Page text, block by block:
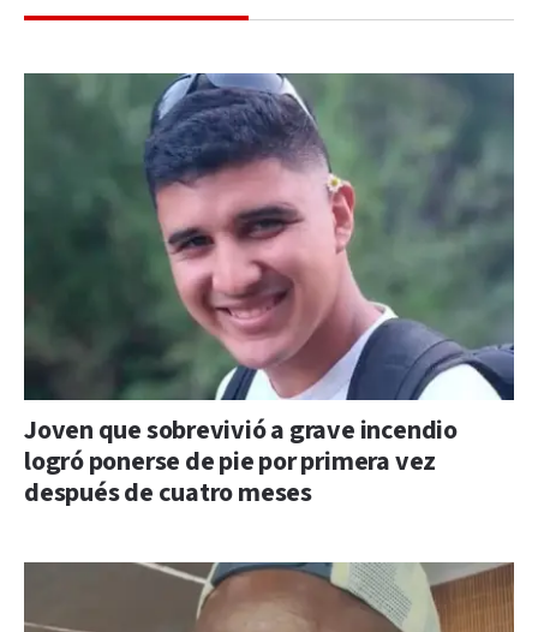
Joven que sobrevivió a grave incendio
logró ponerse de pie por primera vez
después de cuatro meses